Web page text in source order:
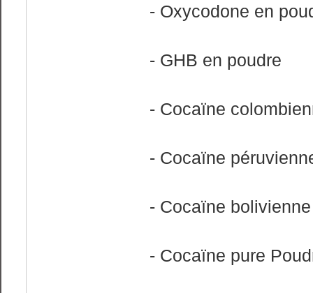
- Oxycodone en
- GHB en poudre
- Cocaïne
- Cocaïne
- Cocaïne bolivienne
- Cocaïne pure